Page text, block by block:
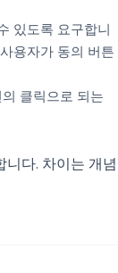
있도록 요구합니
용자가 동의 버튼
클릭으로 되는
다. 차이는 개념